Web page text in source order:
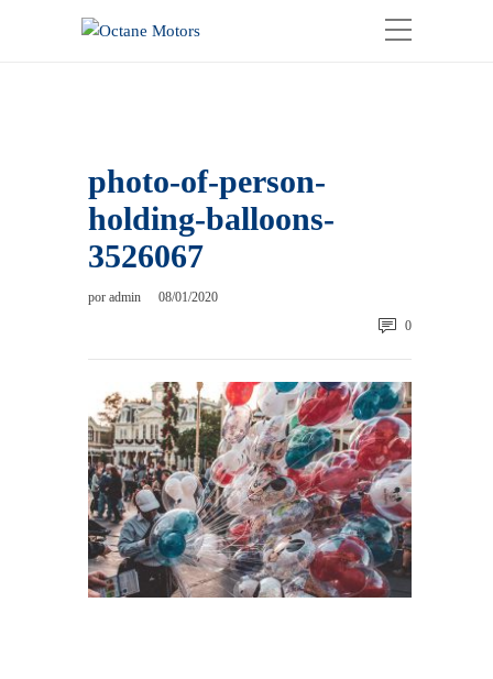
photo-of-person-
holding-balloons-
3526067
por admin
08/01/2020
0